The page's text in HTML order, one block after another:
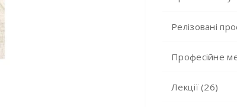
Релізовані
Професійне
Лекції (26)